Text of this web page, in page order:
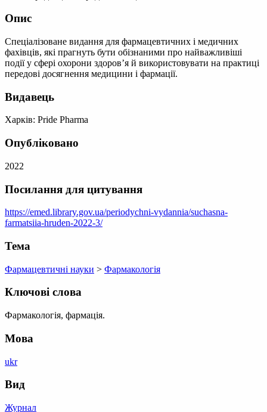
Опис
Спеціалізоване видання для фармацевтичних і медичних
фахівців, які прагнуть бути обізнаними про найважливіші
події у сфері охорони здоров’я й використовувати на практиці
передові досягнення медицини і фармації.
Видавець
Харків: Pride Pharma
Опубліковано
2022
Посилання для цитування
https://emed.library.gov.ua/periodychni-vydannia/suchasna-
farmatsiia-hruden-2022-3/
Тема
Фармацевтичні науки > Фармакологія
Ключові слова
Фармакологія, фармація.
Мова
ukr
Вид
Журнал